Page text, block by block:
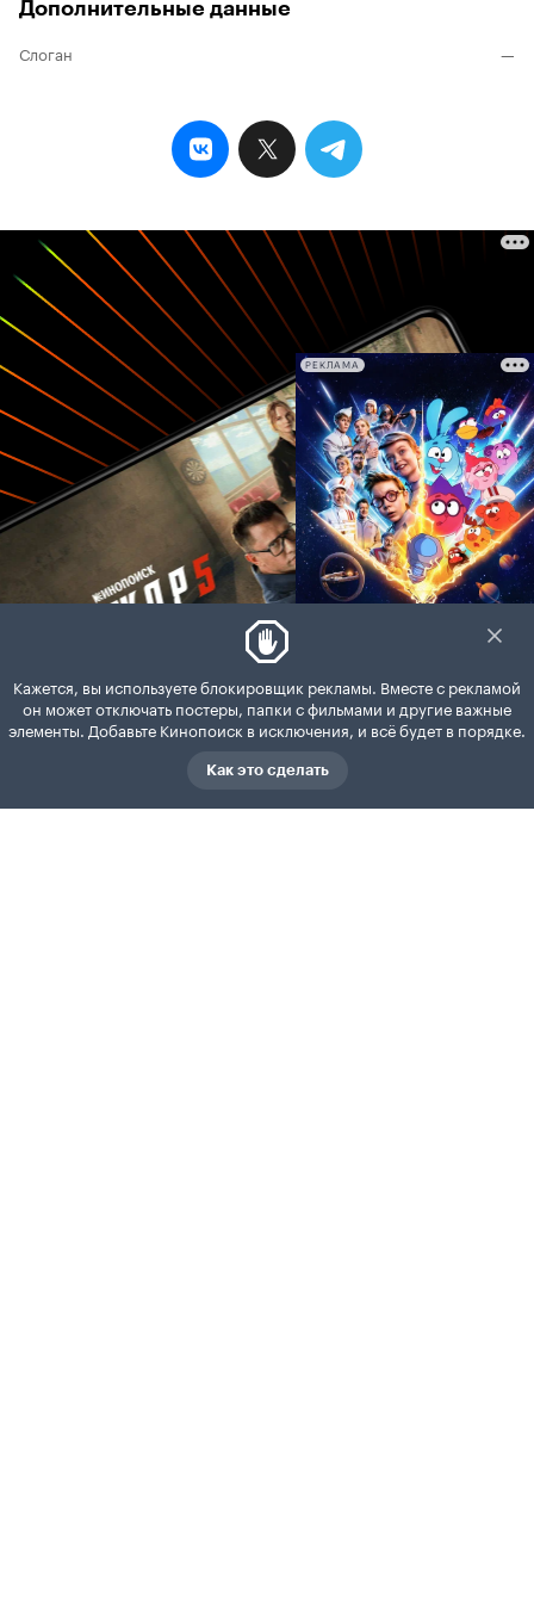
Дополнительные данные
Слоган —
РЕКЛАМА
Кажется, вы используете блокировщик рекламы. Вместе с рекламой
он может отключать постеры, папки с фильмами и другие важные
элементы. Добавьте Кинопоиск в исключения, и всё будет в порядке.
Как это сделать